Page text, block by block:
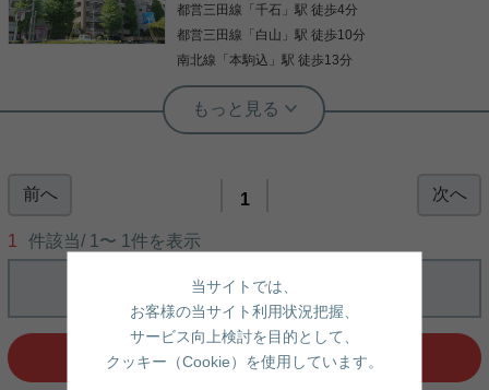
都営三田線 「千石 」駅 徒歩4分
都営三田線 「 白山 」駅 徒歩10分
南北線 「本駒込 」駅 徒歩13分
実用春日ホーム 白山店 西野健太
◆即時内見可能◆ 周辺、住環境良好な
は広々した間取り、眺望（東京スカイ
ツリー）をご覧ください♪
8階部分3方角住戸で日当たり良好！！ 東側、西側に
眺望良好なお部屋です。 ◇ペット飼育可能 ◇1418
サイズのユニットバス （浴室換気暖房乾燥機付I）
リル、オーブン、食洗機、浄水器付） ◇温水洗浄便
座 ◇リビングダイニング床暖房 ◇専用パティオ ◇
敷地内24時間ゴミ出し可能 管理体制も良好でエント
ランスなど共用部分が広々として快適です。 お問い
合わせお待ちしております。
前へ 1 次へ
1 件該当/ 1 〜 1 件を表示
選択中の条件でお問い合わせ
当サイトでは、
お客様の当サイト利用状況把握、
サービス向上検討を目的として、
クッキー（Cookie）を使用しています。